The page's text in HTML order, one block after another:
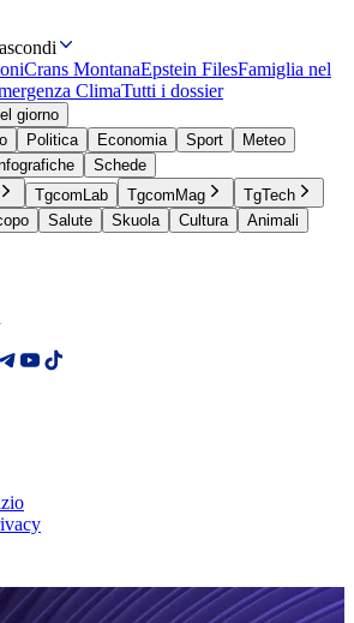
Crans MontanaEpstein FilesFamiglia nel
ClimaTutti i dossier
giorno
Politica Economia Sport
Meteo
Schede
TgcomLab TgcomMag
TgTech
Salute Skuola Cultura
Animali